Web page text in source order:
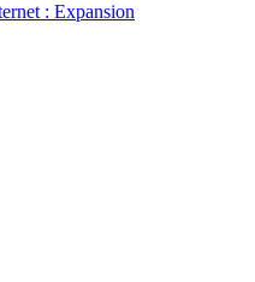
: Expansion